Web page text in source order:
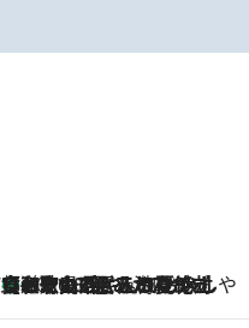
府県の手みやげ ひんやりスイーツで夏を満喫
2026.8.9
【和歌山県】この夏絶対食べたい 冷やしておいしいおやつ3選 みかんがごろっと丸ごと入ったジュレ